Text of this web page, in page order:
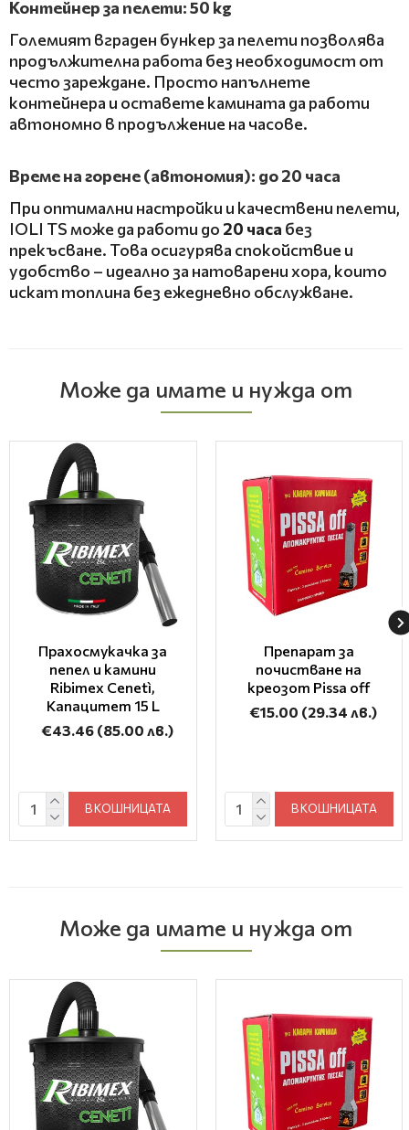
Може да имате и нужда от
Прахосмукачка за
пепел и камини
Ribimex Cenetì,
Капацитет 15 L
€43.46 (85.00 лв.)
В КОШНИЦАТА
Препарат за
почистване на
креозот Pissa off
€15.00 (29.34 лв.)
В КОШНИЦАТА
Може да имате и нужда от
Контейнер за пелети: 50 kg
Големият вграден бункер за пелети позволява
продължителна работа без необходимост от
често зареждане. Просто напълнете
контейнера и оставете камината да работи
автономно в продължение на часове.
Време на горене (автономия): до 20 часа
При оптимални настройки и качествени пелети,
IOLI TS може да работи до 20 часа без
прекъсване. Това осигурява спокойствие и
удобство – идеално за натоварени хора, които
искат топлина без ежедневно обслужване.